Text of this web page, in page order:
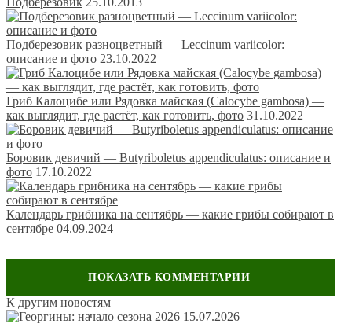
Подберезовик разноцветный — Leccinum variicolor:
описание и фото 23.10.2022
Гриб Калоцибе или Рядовка майская (Calocybe gambosa) —
как выглядит, где растёт, как готовить, фото 31.10.2022
Боровик девичий — Butyriboletus appendiculatus: описание и
фото 17.10.2022
Календарь грибника на сентябрь — какие грибы собирают в
сентябре 04.09.2024
Оставить комментарий
К другим новостям
15.07.2026